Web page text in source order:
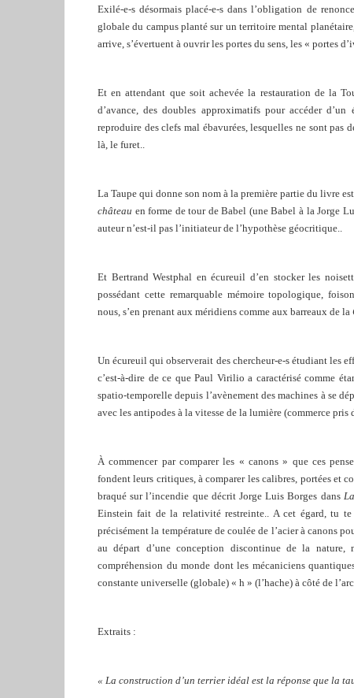
Exilé-e-s désormais placé-e-s dans l’obligation de
globale du campus planté sur un territoire mental
arrive, s’évertuent à ouvrir les portes du sens, les « portes
Et en attendant que soit achevée la restauration de la
d’avance, des doubles approximatifs pour accéder
reproduire des clefs mal ébavurées, lesquelles ne sont pas
là, le furet..
La Taupe qui donne son nom à la première partie du livre
château en forme de tour de Babel (une Babel à la Jorge
auteur n’est-il pas l’initiateur de l’hypothèse géocritique..
Et Bertrand Westphal en écureuil d’en stocker les
possédant cette remarquable mémoire topologique,
nous, s’en prenant aux méridiens comme aux barreaux de la
Un écureuil qui observerait des chercheur-e-s étudiant les
c’est-à-dire de ce que Paul Virilio a caractérisé comme
spatio-temporelle depuis l’avènement des machines à se
avec les antipodes à la vitesse de la lumière (commerce pris
À commencer par comparer les « canons » que ces
fondent leurs critiques, à comparer les calibres, portées et
braqué sur l’incendie que décrit Jorge Luis Borges dans
Einstein fait de la relativité restreinte..
A cet égard, tu
précisément la température de coulée de l’acier à canons
au départ d’une conception discontinue de la
compréhension du monde dont les mécaniciens
constante universelle (globale) « h » (l’hache) à côté de
Extraits :
« La construction d’un terrier idéal est la réponse que la